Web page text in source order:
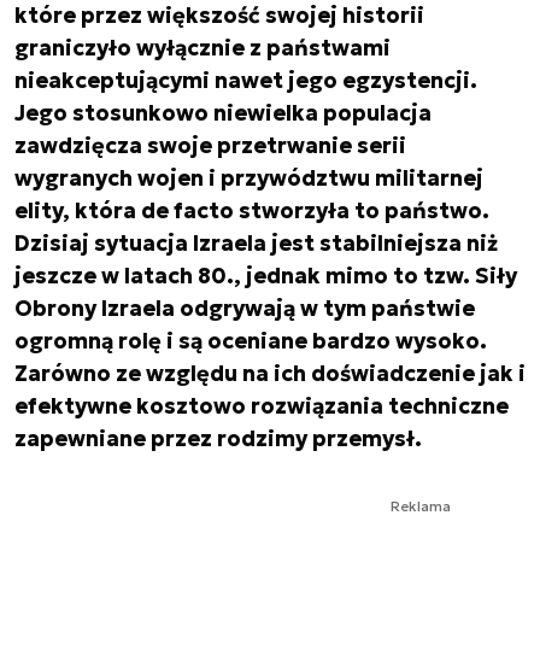
które przez większość swojej historii
graniczyło wyłącznie z państwami
nieakceptującymi nawet jego egzystencji.
Jego stosunkowo niewielka populacja
zawdzięcza swoje przetrwanie serii
wygranych wojen i przywództwu militarnej
elity, która de facto stworzyła to państwo.
Dzisiaj sytuacja Izraela jest stabilniejsza niż
jeszcze w latach 80., jednak mimo to tzw. Siły
Obrony Izraela odgrywają w tym państwie
ogromną rolę i są oceniane bardzo wysoko.
Zarówno ze względu na ich doświadczenie jak i
efektywne kosztowo rozwiązania techniczne
zapewniane przez rodzimy przemysł.
Reklama